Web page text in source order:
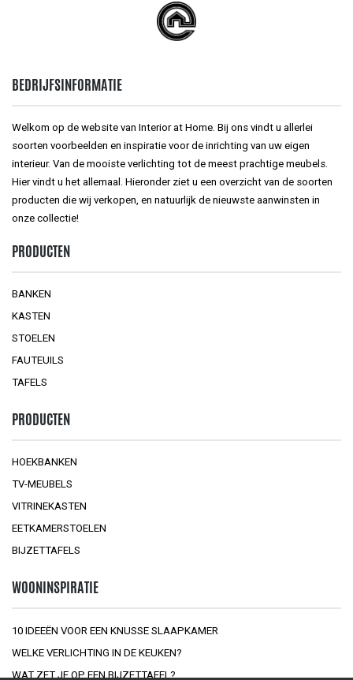
BEDRIJFSINFORMATIE
Welkom op de website van Interior at Home. Bij ons vindt u allerlei
soorten voorbeelden en inspiratie voor de inrichting van uw eigen
interieur. Van de mooiste verlichting tot de meest prachtige meubels.
Hier vindt u het allemaal. Hieronder ziet u een overzicht van de soorten
producten die wij verkopen, en natuurlijk de nieuwste aanwinsten in
onze collectie!
PRODUCTEN
BANKEN
KASTEN
STOELEN
FAUTEUILS
TAFELS
PRODUCTEN
HOEKBANKEN
TV-MEUBELS
VITRINEKASTEN
EETKAMERSTOELEN
BIJZETTAFELS
WOONINSPIRATIE
10 IDEEËN VOOR EEN KNUSSE SLAAPKAMER
WELKE VERLICHTING IN DE KEUKEN?
WAT ZET JE OP EEN BIJZETTAFEL?